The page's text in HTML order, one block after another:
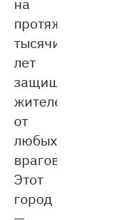
протяжении
тысячи
лет
защищали
жителей
от
любых
врагов.
Этот
город